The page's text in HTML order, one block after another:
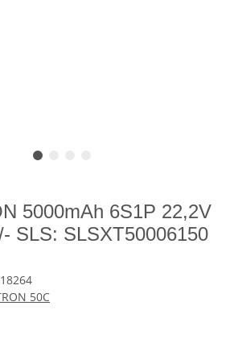
5000mAh 6S1P 22,2V
SLS: SLSXT50006150
18264
50C